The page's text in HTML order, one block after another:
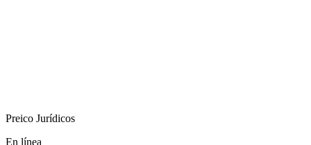
Preico Jurídicos
En línea